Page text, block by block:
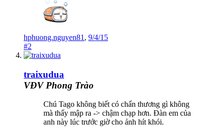
hphuong.nguyen81 , 9/4/15
#2
traixudua
VĐV Phong Trào
Chú Tago không biết có chấn thương gì không
mà thấy mập ra -> chậm chạp hơn. Đàn em của
anh này lúc trước giờ cho ảnh hít khói.